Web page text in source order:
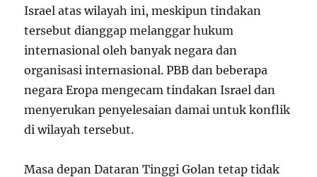
Israel atas wilayah ini, meskipun tindakan
tersebut dianggap melanggar hukum
internasional oleh banyak negara dan
organisasi internasional. PBB dan beberapa
negara Eropa mengecam tindakan Israel dan
menyerukan penyelesaian damai untuk konflik
di wilayah tersebut.
Masa depan Dataran Tinggi Golan tetap tidak